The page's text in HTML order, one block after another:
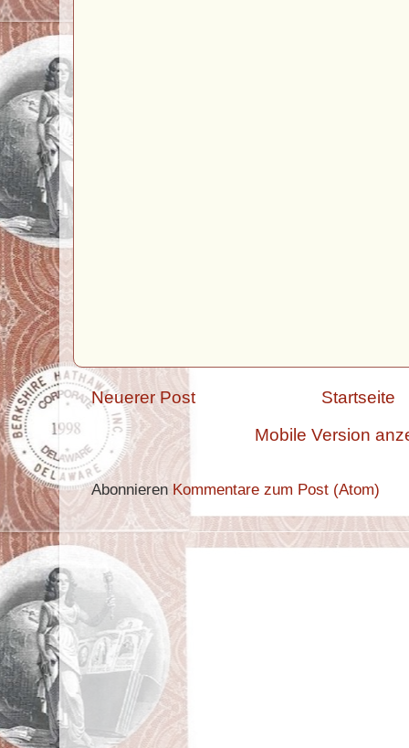
Neuerer Post
Startseite
Mobile Version
Abonnieren Kommentare zum Post (Atom)